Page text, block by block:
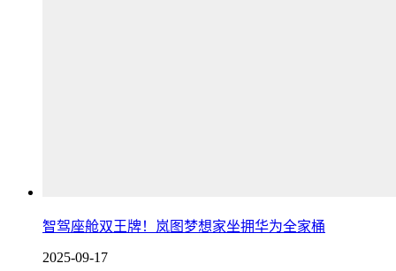
智驾座舱双王牌！岚图梦想家坐拥华为全家桶
2025-09-17